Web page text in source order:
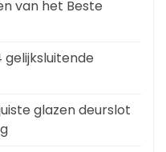
van het Beste
glazen deurslot